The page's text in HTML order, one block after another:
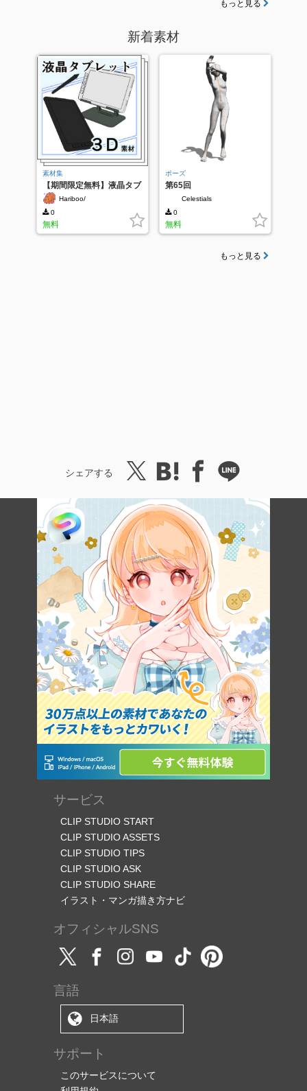
もっと見る
新着素材
素材集
【期間限定無料】液晶タブ
レットHariboo/
0
無料
ポーズ
第65回
Celestials
0
無料
もっと見る
シェアする
サービス
CLIP STUDIO START
CLIP STUDIO ASSETS
CLIP STUDIO TIPS
CLIP STUDIO ASK
CLIP STUDIO SHARE
イラスト・マンガ描き方ナビ
オフィシャルSNS
言語
日本語
サポート
このサービスについて